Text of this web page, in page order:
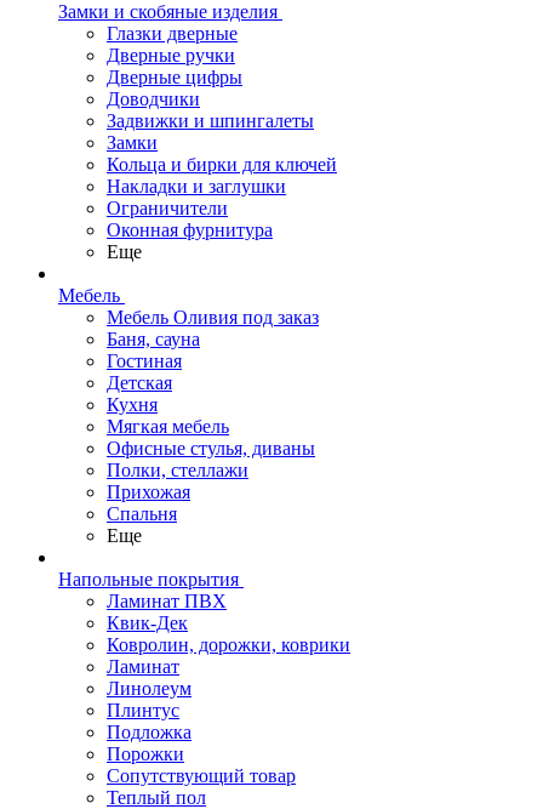
Замки и скобяные изделия
Глазки дверные
Дверные ручки
Дверные цифры
Доводчики
Задвижки и шпингалеты
Замки
Кольца и бирки для ключей
Накладки и заглушки
Ограничители
Оконная фурнитура
Еще
Мебель
Мебель Оливия под заказ
Баня, сауна
Гостиная
Детская
Кухня
Мягкая мебель
Офисные стулья, диваны
Полки, стеллажи
Прихожая
Спальня
Еще
Напольные покрытия
Ламинат ПВХ
Квик-Дек
Ковролин, дорожки, коврики
Ламинат
Линолеум
Плинтус
Подложка
Порожки
Сопутствующий товар
Теплый пол